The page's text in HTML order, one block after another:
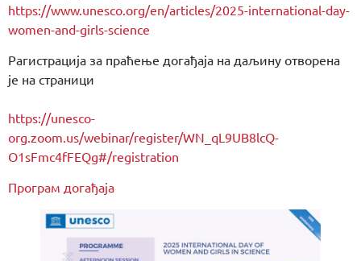
https://www.unesco.org/en/articles/2025-international-day-
women-and-girls-science
Рагистрација за праћење догађаја на даљину отворена
је на страници
https://unesco-
org.zoom.us/webinar/register/WN_qL9UB8lcQ-
O1sFmc4fFEQg#/registration
Програм догађаја